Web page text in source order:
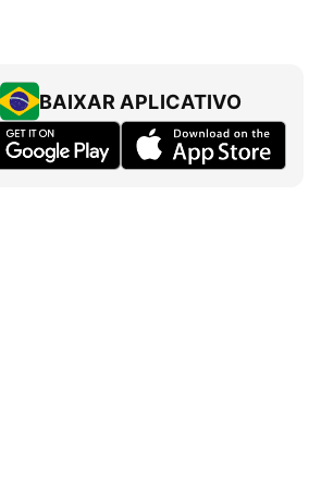
BAIXAR APLICATIVO